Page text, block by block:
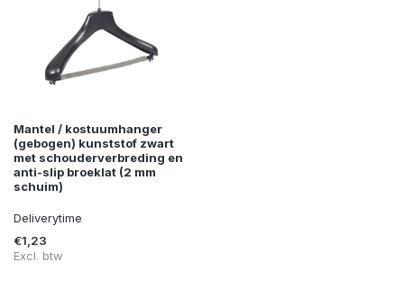
Mantel / kostuumhanger
(gebogen) kunststof zwart
met schouderverbreding en
anti-slip broeklat (2 mm
schuim)
Deliverytime
€1,23
Excl. btw